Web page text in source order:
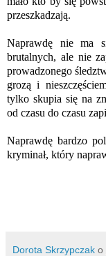
przeszkadzają.
Naprawdę nie ma
brutalnych, ale nie
prowadzonego
grozą i
tylko skupia się na
od czasu do czasu
Naprawdę bardzo
kryminał, który
Dorota Skrzypczak o